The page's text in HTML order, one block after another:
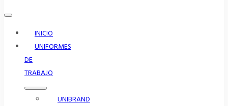
INICIO
UNIFORMES
DE
TRABAJO
UNIBRAND